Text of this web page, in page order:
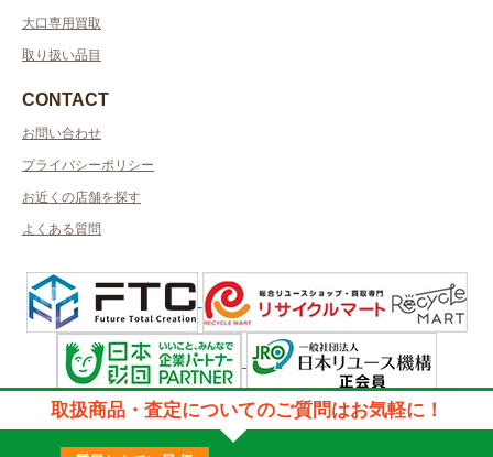
大口専用買取
取り扱い品目
CONTACT
お問い合わせ
プライバシーポリシー
お近くの店舗を探す
よくある質問
許可管轄：兵庫県公安委員会
古物商許可番号：第631132400032号／取得者名日本エスクローサービス
株式会社
取扱商品・査定についてのご質問はお気軽に！